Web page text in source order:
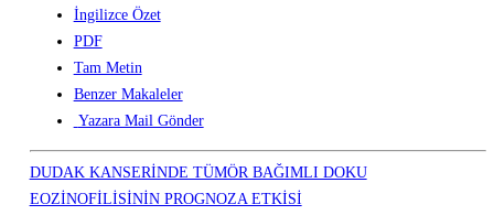
İngilizce Özet
PDF
Tam Metin
Benzer Makaleler
Yazara Mail Gönder
DUDAK KANSERİNDE TÜMÖR BAĞIMLI DOKU
EOZİNOFİLİSİNİN PROGNOZA ETKİSİ